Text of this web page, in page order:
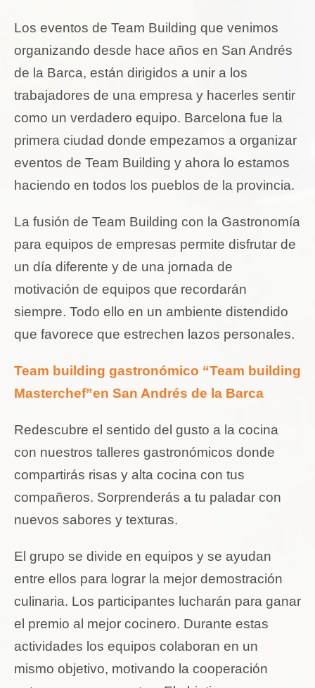
Los eventos de Team Building que venimos
organizando desde hace años en San Andrés
de la Barca, están dirigidos a unir a los
trabajadores de una empresa y hacerles sentir
como un verdadero equipo. Barcelona fue la
primera ciudad donde empezamos a organizar
eventos de Team Building y ahora lo estamos
haciendo en todos los pueblos de la provincia.
La fusión de Team Building con la Gastronomía
para equipos de empresas permite disfrutar de
un día diferente y de una jornada de
motivación de equipos que recordarán
siempre. Todo ello en un ambiente distendido
que favorece que estrechen lazos personales.
Team building gastronómico “Team building
Masterchef”en San Andrés de la Barca
Redescubre el sentido del gusto a la cocina
con nuestros talleres gastronómicos donde
compartirás risas y alta cocina con tus
compañeros. Sorprenderás a tu paladar con
nuevos sabores y texturas.
El grupo se divide en equipos y se ayudan
entre ellos para lograr la mejor demostración
culinaria. Los participantes lucharán para ganar
el premio al mejor cocinero. Durante estas
actividades los equipos colaboran en un
mismo objetivo, motivando la cooperación